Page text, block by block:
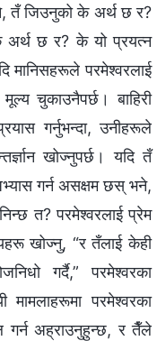
तँ जिउनुको के अर्थ छ र?
अर्थ छ र? के यो प्रयत्न
मानिसहरूले परमेश्‍वरलाई
चुकाउनैपर्छ। बाहिरी
गर्नुभन्दा, उनीहरूले
खोज्नुपर्छ। यदि तँ
गर्न असक्षम छस् भने,
त? परमेश्‍वरलाई प्रेम
खोज्नु, “र तँलाई केही
गर्दै,” परमेश्‍वरका
मामलाहरूमा परमेश्‍वरका
गर्न अह्राउनुहुन्छ, र तैँले